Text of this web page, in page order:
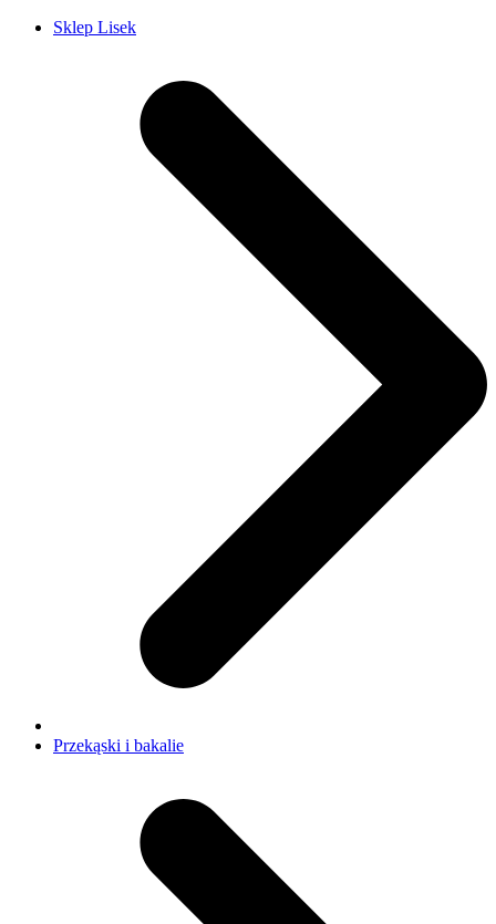
Sklep Lisek
Przekąski i bakalie